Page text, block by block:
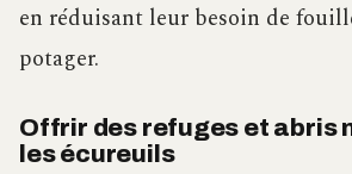
en réduisant leur besoin de
potager.
Offrir des refuges et abris
les écureuils